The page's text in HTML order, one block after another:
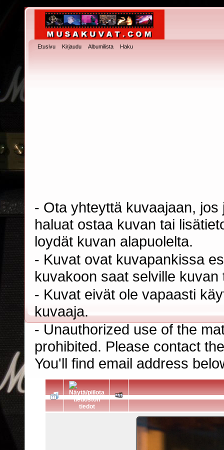
Etusivu Kirjaudu Albumilista Haku
- Ota yhteyttä kuvaajaan,
haluat ostaa kuvan tai
loydät kuvan alapuolelta.
- Kuvat ovat kuvapankissa
kuvakoon saat selville
- Kuvat eivät ole vapaasti
kuvaaja.
- Unauthorized use of the
prohibited. Please contact
You'll find email address